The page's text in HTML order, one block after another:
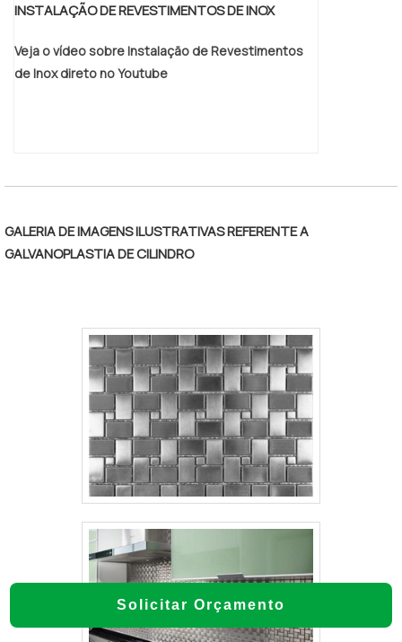
INSTALAÇÃO DE REVESTIMENTOS DE INOX
Veja o vídeo sobre Instalação de Revestimentos
de Inox direto no Youtube
GALERIA DE IMAGENS ILUSTRATIVAS REFERENTE A
GALVANOPLASTIA DE CILINDRO
Solicitar Orçamento